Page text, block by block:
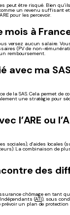
peut être risqué. Bien
un revenu suffisant
pour les percevoir.
à
versez aucun salaire.
(PV de non-
remboursement.
avec ma
la SAS. Cela permet de
une stratégie pour
l’ARE ou
sociales), d’aides locales
La combinaison de
des
chômage en tant
(ATI), sous
un plan de